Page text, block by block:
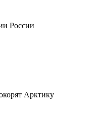
России
Арктику